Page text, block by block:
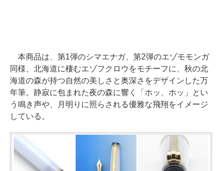
本商品は、第1弾のシマエナガ、第2弾のエゾモモンガ
同様、北海道に棲むエゾフクロウをモチーフに、秋の北
海道の森が持つ自然の美しさと奥深さをデザインした万
年筆。静寂に包まれた夜の森に響く「ホッ、ホッ」とい
う鳴き声や、月明りに照らされる優雅な飛翔をイメージ
している。